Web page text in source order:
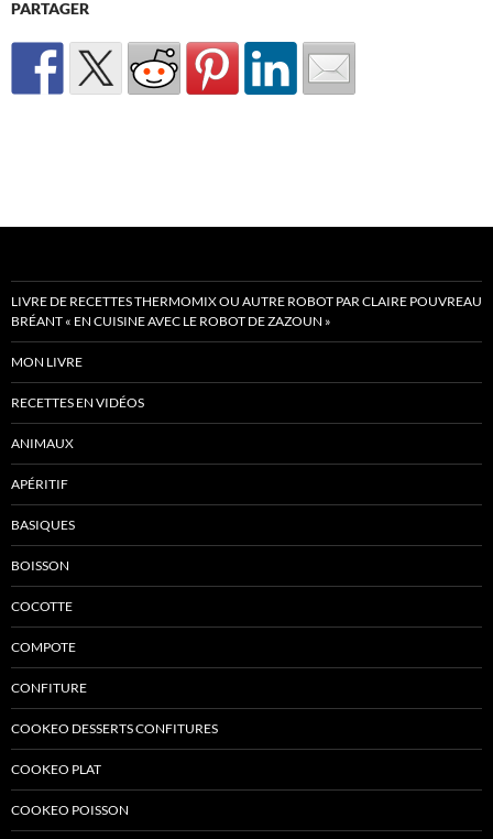
PARTAGER
LIVRE DE RECETTES THERMOMIX OU AUTRE ROBOT PAR CLAIRE POUVREAU
BRÉANT « EN CUISINE AVEC LE ROBOT DE ZAZOUN »
MON LIVRE
RECETTES EN VIDÉOS
ANIMAUX
APÉRITIF
BASIQUES
BOISSON
COCOTTE
COMPOTE
CONFITURE
COOKEO DESSERTS CONFITURES
COOKEO PLAT
COOKEO POISSON